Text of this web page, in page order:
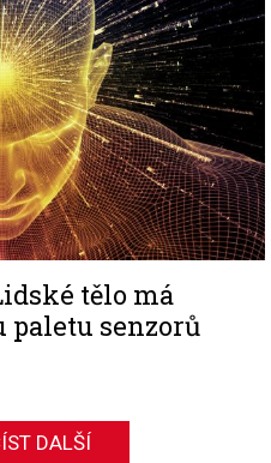
tělo má
senzorů
DALŠÍ